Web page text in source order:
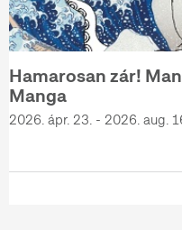
Hamarosan zár!
Manga
2026. ápr. 23. - 2026. aug.